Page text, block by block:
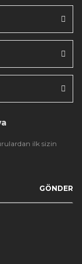
ilk sizin
GÖNDER